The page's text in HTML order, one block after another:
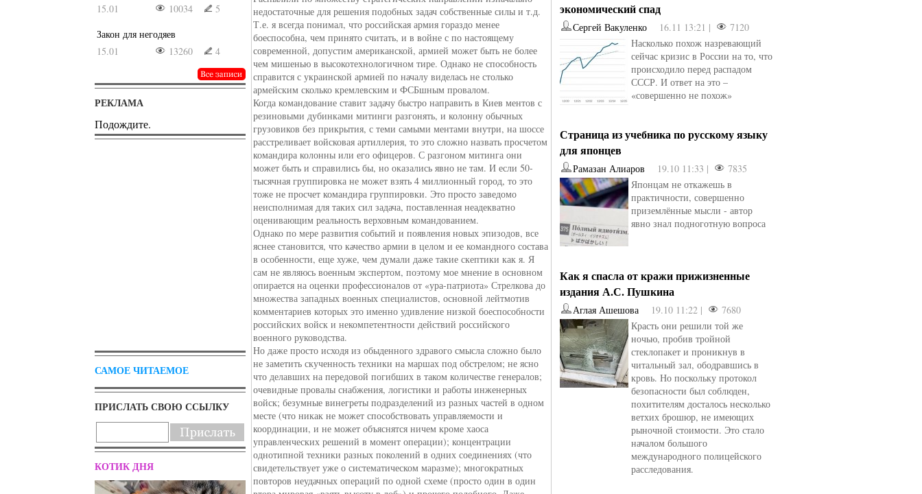
15.01
10034
5
Закон для негодяев
15.01
13260 4
РЕКЛАМА
Подождите.
САМОЕ ЧИТАЕМОЕ
ПРИСЛАТЬ СВОЮ ССЫЛКУ
КОТИК ДНЯ
недостаточные для решения подобных задач собственные силы и т.д.
Т.е. я всегда понимал, что российская армия гораздо менее
боеспособна, чем принято считать, и в войне с по настоящему
современной, допустим американской, армией может быть не более
чем мишенью в высокотехнологичном тире. Однако не способность
справится с украинской армией по началу виделась не столько
армейским сколько кремлевским и ФСБшным провалом.
Когда командование ставит задачу быстро направить в Киев ментов с
резиновыми дубинками митинги разгонять, и колонну обычных
грузовиков без прикрытия, с теми самыми ментами внутри, на шоссе
расстреливает войсковая артиллерия, то это сложно назвать просчетом
командира колонны или его офицеров. С разгоном митинга они
может быть и справились бы, но оказались явно не там. И если 50-
тысячная группировка не может взять 4 миллионный город, то это
тоже не просчет командира группировки. Это просто заведомо
неисполнимая для таких сил задача, поставленная неадекватно
оценивающим реальность верховным командованием.
Однако по мере развития событий и появления новых эпизодов, все
яснее становится, что качество армии в целом и ее командного состава
в особенности, еще хуже, чем думали даже такие скептики как я. Я
сам не являюсь военным экспертом, поэтому мое мнение в основном
опирается на оценки профессионалов от «ура-патриота» Стрелкова до
множества западных военных специалистов, основной лейтмотив
комментариев которых это именно удивление низкой боеспособности
российских войск и некомпетентности действий российского
военного руководства.
Но даже просто исходя из обыденного здравого смысла сложно было
не заметить скученность техники на маршах под обстрелом; не ясно
что делавших на передовой погибших в таком количестве генералов;
очевидные провалы снабжения, логистики и работы инженерных
войск; безумные винегреты подразделений из разных частей в одном
месте (что никак не может способствовать управляемости и
координации, и не может объяснятся ничем кроме хаоса
управленческих решений в момент операции); концентрации
однотипной техники разных поколений в одних соединениях (что
свидетельствует уже о систематическом маразме); многократных
повторов неудачных операций по одной схеме (просто один в один
экономический спад
Сергей Вакуленко 16.11 13:21 |
7120
Насколько похож назревающий
сейчас кризис в России на то, что
происходило перед распадом
СССР. И ответ на это –
«совершенно не похож»
Страница из учебника по русскому языку
для японцев
Рамазан Алиаров 19.10 11:33 |
7835
Японцам не откажешь в
практичности, совершенно
приземлённые мысли - автор
явно знал подноготную вопроса
Как я спасла от кражи прижизненные
издания А.С. Пушкина
Аглая Ашешова 19.10 11:22 |
7680
Красть они решили той же
ночью, пробив тройной
стеклопакет и проникнув в
читальный зал, ободравшись в
кровь. Но поскольку протокол
безопасности был соблюден,
похитителям досталось несколько
ветхих брошюр, не имеющих
рыночной стоимости. Это стало
началом большого
международного полицейского
расследования.